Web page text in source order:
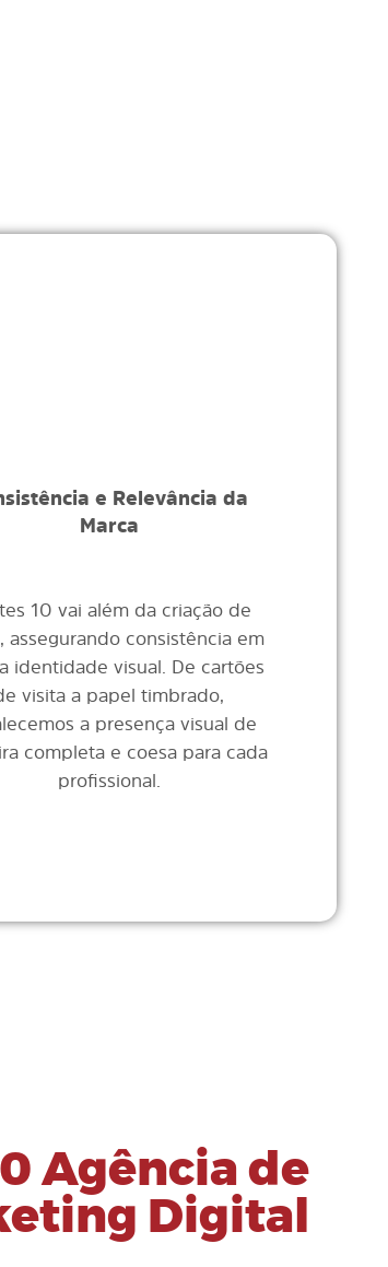
e Relevância da
Marca
10 vai além da criação de
assegurando consistência em
identidade visual. De cartões
visita a papel timbrado,
a presença visual de
completa e coesa para cada
profissional.
Agência de
Digital